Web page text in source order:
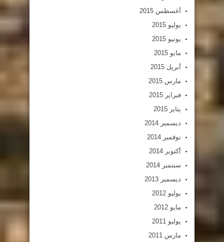
أغسطس 2015
يوليو 2015
يونيو 2015
مايو 2015
أبريل 2015
مارس 2015
فبراير 2015
يناير 2015
ديسمبر 2014
نوفمبر 2014
أكتوبر 2014
سبتمبر 2014
ديسمبر 2013
يوليو 2012
مايو 2012
يوليو 2011
مارس 2011